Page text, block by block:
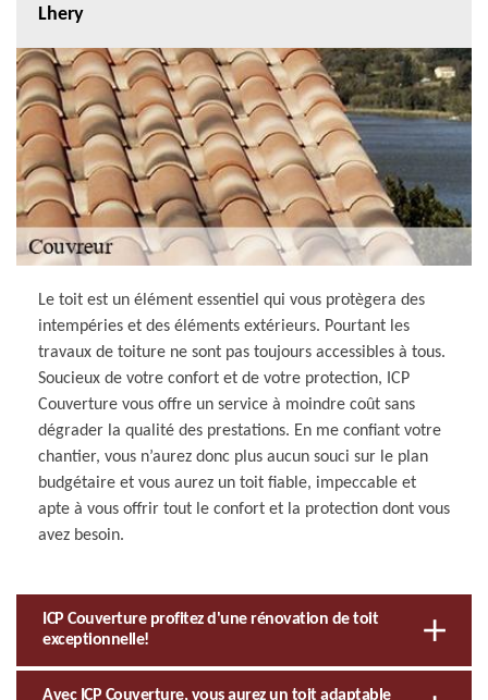
Lhery
Le toit est un élément essentiel qui vous protègera des
intempéries et des éléments extérieurs. Pourtant les
travaux de toiture ne sont pas toujours accessibles à tous.
Soucieux de votre confort et de votre protection, ICP
Couverture vous offre un service à moindre coût sans
dégrader la qualité des prestations. En me confiant votre
chantier, vous n’aurez donc plus aucun souci sur le plan
budgétaire et vous aurez un toit fiable, impeccable et
apte à vous offrir tout le confort et la protection dont vous
avez besoin.
ICP Couverture profitez d'une rénovation de toit
exceptionnelle!
Avec ICP Couverture, vous aurez un toit adaptable